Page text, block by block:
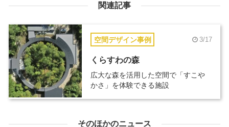
関連記事
空間デザイン事例 3/17
くらすわの森
広大な森を活用した空間で「すこや
かさ」を体験できる施設
そのほかのニュース